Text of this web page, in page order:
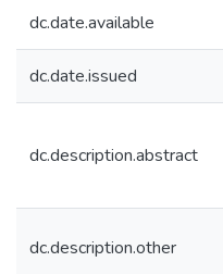
dc.date.available
dc.date.issued
dc.description.abstract
dc.description.other